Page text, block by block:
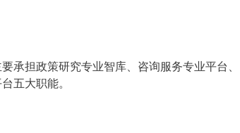
承担政策研究专业智库、咨询服务专业平台、
五大职能。